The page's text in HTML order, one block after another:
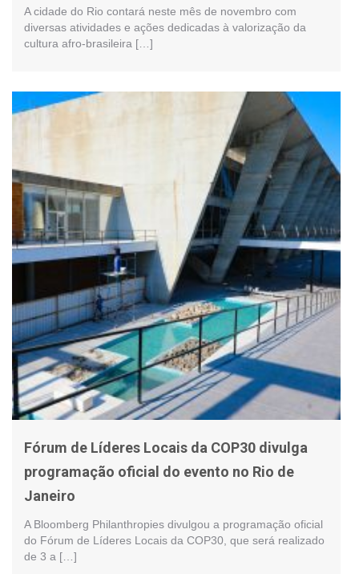
A cidade do Rio contará neste mês de novembro com
diversas atividades e ações dedicadas à valorização da
cultura afro-brasileira […]
Fórum de Líderes Locais da COP30 divulga
programação oficial do evento no Rio de
Janeiro
A Bloomberg Philanthropies divulgou a programação oficial
do Fórum de Líderes Locais da COP30, que será realizado
de 3 a […]